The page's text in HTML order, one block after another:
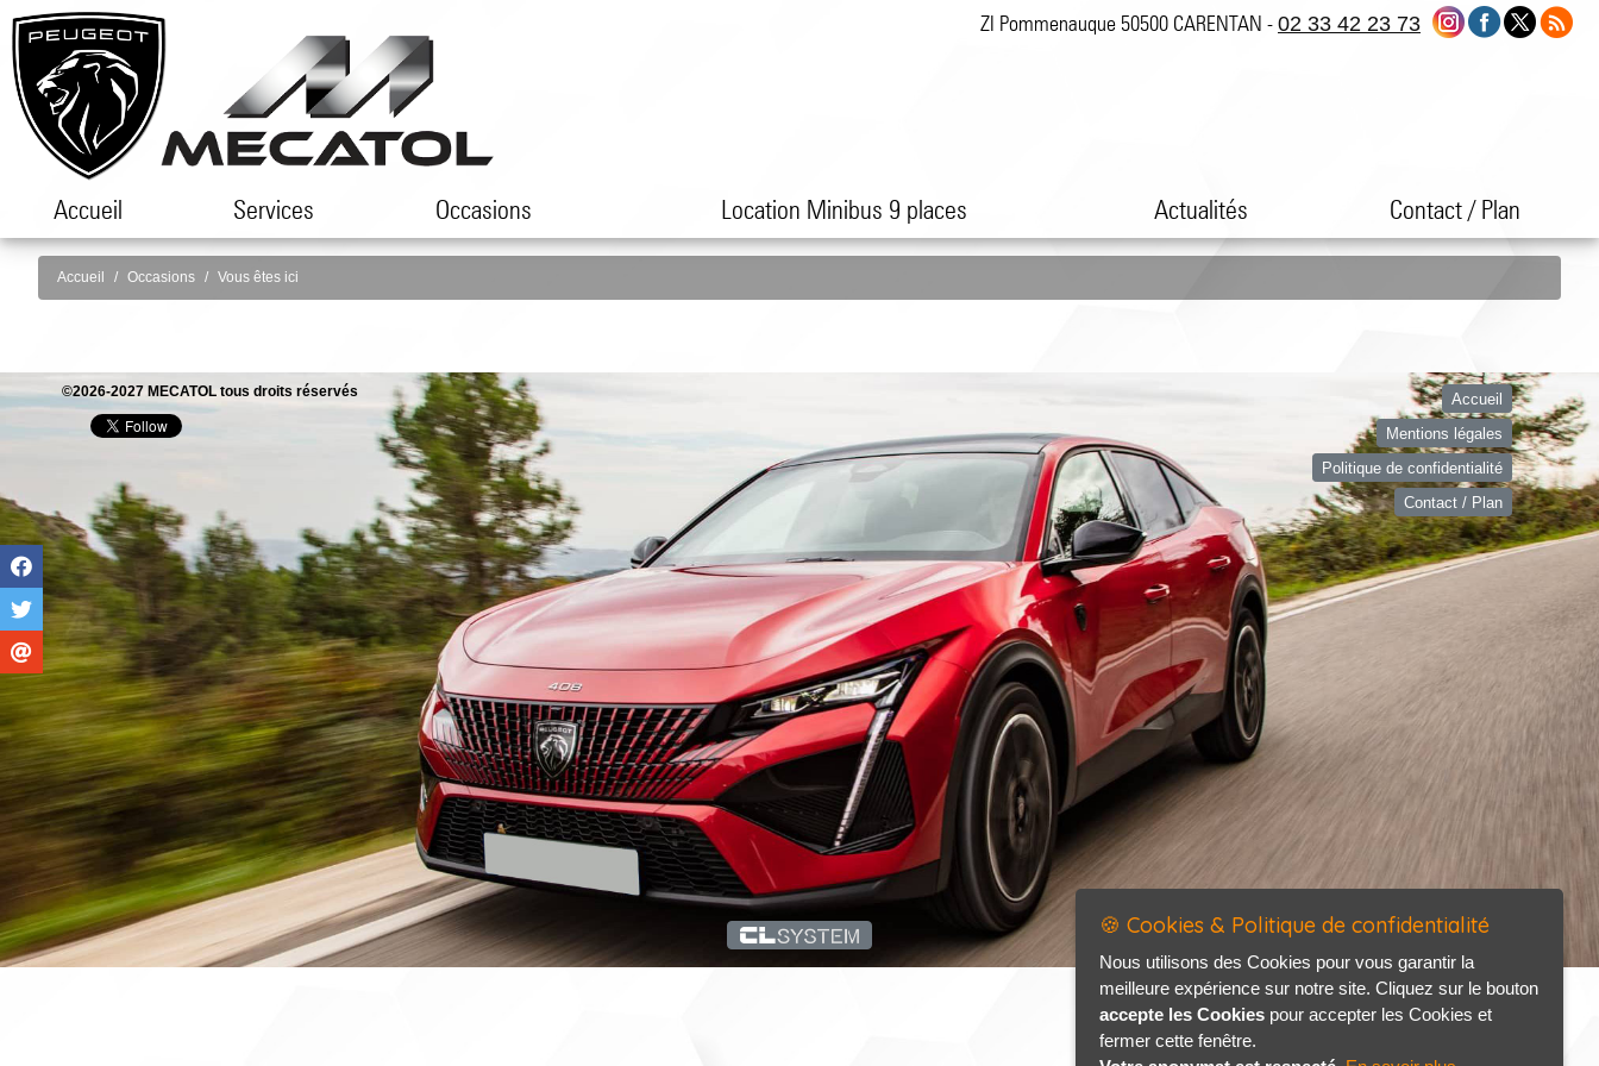
Accueil Services Occasions Location Minibus 9 places Actualités Contact / Plan
ZI Pommenauque 50500 CARENTAN - 02 33 42 23 73
Accueil Occasions Vous êtes ici
©2026-2027 MECATOL tous droits réservés
Accueil
Mentions légales
Politique de confidentialité
Contact / Plan
🍪 Cookies & Politique de confidentialité
Nous utilisons des Cookies pour vous garantir la
meilleure expérience sur notre site. Cliquez sur le bouton
accepte les Cookies pour accepter les Cookies et
fermer cette fenêtre.